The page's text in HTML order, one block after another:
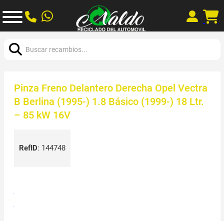
Pinza Freno Delantero Derecha Opel Vectra
B Berlina (1995-) 1.8 Básico (1999-) 18 Ltr.
– 85 kW 16V
RefID: 144748